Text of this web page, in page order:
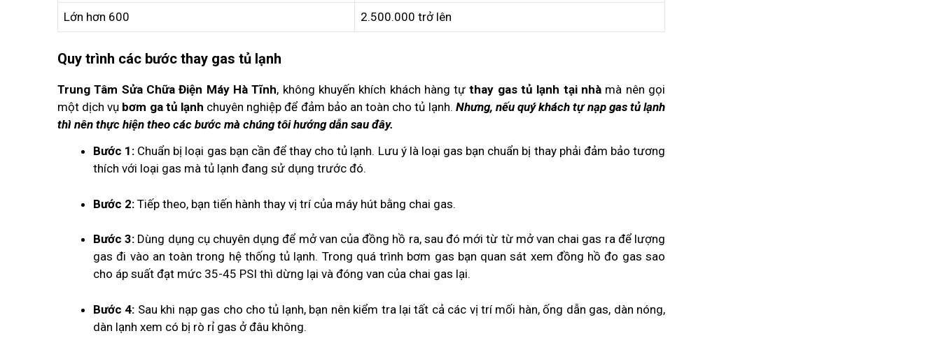
Lớn hơn 600 2.500.000 trở lên
Quy trình các bước thay gas tủ lạnh
Trung Tâm Sửa Chữa Điện Máy Hà Tĩnh, không khuyến khích khách hàng tựthay gas tủ lạnh tại nhà mà nên gọi
một dịch vụ bơm ga tủ lạnh chuyên nghiệp để đảm bảo an toàn cho tủ lạnh. Nhưng, nếu quý khách tự nạp gas tủ lạnh
thì nên thực hiện theo các bước mà chúng tôi hướng dẫn sau đây.
Bước 1: Chuẩn bị loại gas bạn cần để thay cho tủ lạnh. Lưu ý là loại gas bạn chuẩn bị thay phải đảm bảo tương
thích với loại gas mà tủ lạnh đang sử dụng trước đó.
Bước 2: Tiếp theo, bạn tiến hành thay vị trí của máy hút bằng chai gas.
Bước 3: Dùng dụng cụ chuyên dụng để mở van của đồng hồ ra, sau đó mới từ từ mở van chai gas ra để lượng
gas đi vào an toàn trong hệ thống tủ lạnh. Trong quá trình bơm gas bạn quan sát xem đồng hồ đo gas sao
cho áp suất đạt mức 35-45 PSI thì dừng lại và đóng van của chai gas lại.
Bước 4: Sau khi nạp gas cho cho tủ lạnh, bạn nên kiểm tra lại tất cả các vị trí mối hàn, ống dẫn gas, dàn nóng,
dàn lạnh xem có bị rò rỉ gas ở đâu không.